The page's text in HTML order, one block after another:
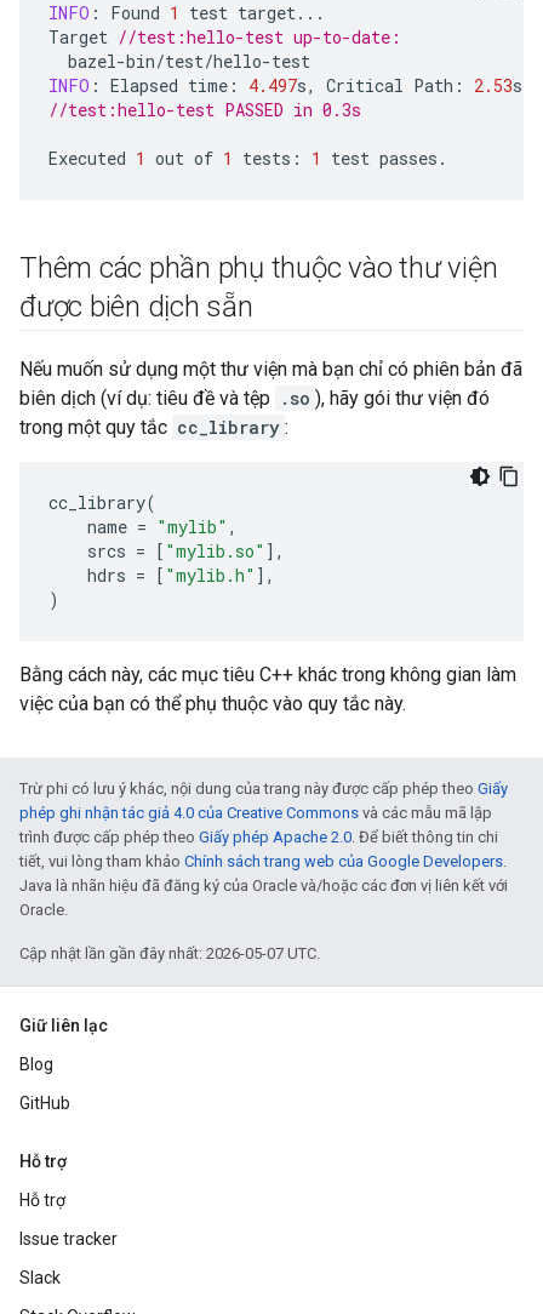
INFO : Found 1 test target...
Target //test:hello-test up-to-date:
bazel-bin/test/hello-test
INFO : Elapsed time : 4.497s, Critical Path : 2.53s
//test:hello-test PASSED in 0.3s
Executed 1 out of 1 tests : 1 test passes .
Thêm các phần phụ thuộc vào thư viện
được biên dịch sẵn
Nếu muốn sử dụng một thư viện mà bạn chỉ có phiên bản đã
biên dịch (ví dụ: tiêu đề và tệp
.so ), hãy gói thư viện đó
trong một quy tắc cc_library :
cc_library(
name = "mylib" ,
srcs = [ "mylib.so" ],
hdrs = [ "mylib.h" ],
)
Bằng cách này, các mục tiêu C++ khác trong không gian làm
việc của bạn có thể phụ thuộc vào quy tắc này.
Trừ phi có lưu ý khác, nội dung của trang này được cấp phép theo Giấy
phép ghi nhận tác giả 4.0 của Creative Commons và các mẫu mã lập
trình được cấp phép theo Giấy phép Apache 2.0. Để biết thông tin chi
tiết, vui lòng tham khảo Chính sách trang web của Google Developers.
Java là nhãn hiệu đã đăng ký của Oracle và/hoặc các đơn vị liên kết với
Oracle.
Cập nhật lần gần đây nhất: 2026-05-07 UTC.
Giữ liên lạc
Blog
GitHub
Hỗ trợ
Hỗ trợ
Issue tracker
Slack